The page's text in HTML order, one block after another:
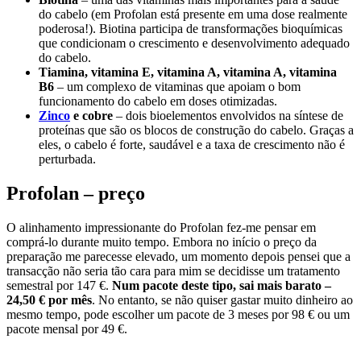
do cabelo (em Profolan está presente em uma dose realmente
poderosa!). Biotina participa de transformações bioquímicas
que condicionam o crescimento e desenvolvimento adequado
do cabelo.
Tiamina, vitamina E, vitamina A, vitamina A, vitamina
B6 – um complexo de vitaminas que apoiam o bom
funcionamento do cabelo em doses otimizadas.
Zinco e cobre – dois bioelementos envolvidos na síntese de
proteínas que são os blocos de construção do cabelo. Graças a
eles, o cabelo é forte, saudável e a taxa de crescimento não é
perturbada.
Profolan – preço
O alinhamento impressionante do Profolan fez-me pensar em
comprá-lo durante muito tempo. Embora no início o preço da
preparação me parecesse elevado, um momento depois pensei que a
transacção não seria tão cara para mim se decidisse um tratamento
semestral por 147 €. Num pacote deste tipo, sai mais barato –
24,50 € por mês. No entanto, se não quiser gastar muito dinheiro ao
mesmo tempo, pode escolher um pacote de 3 meses por 98 € ou um
pacote mensal por 49 €.